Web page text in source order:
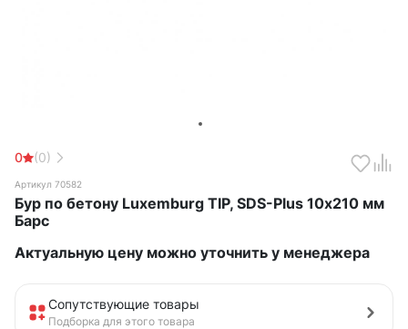
0 (0)
Артикул 70582
Бур по бетону Luxemburg TIP, SDS-Plus 10х210 мм
Барс
Актуальную цену можно уточнить у менеджера
Сопутствующие товары
Подборка для этого товара